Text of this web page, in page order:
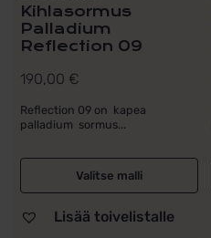
Kihlasormus
Palladium
Reflection 09
190,00 €
Reflection 09 on kapea
palladium sormus...
Valitse malli
Lisää toivelistalle